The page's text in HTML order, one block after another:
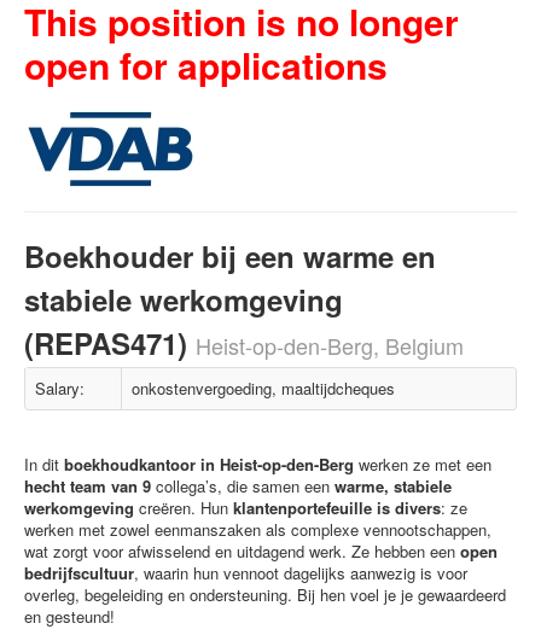
This position is no longer
open for applications
Boekhouder bij een warme en
stabiele werkomgeving
(REPAS471) Heist-op-den-Berg, Belgium
Salary: onkostenvergoeding, maaltijdcheques
In dit boekhoudkantoor in Heist-op-den-Berg werken ze met een
hecht team van 9 collega’s, die samen een warme, stabiele
werkomgeving creëren. Hun klantenportefeuille is divers: ze
werken met zowel eenmanszaken als complexe vennootschappen,
wat zorgt voor afwisselend en uitdagend werk. Ze hebben een open
bedrijfscultuur, waarin hun vennoot dagelijks aanwezig is voor
overleg, begeleiding en ondersteuning. Bij hen voel je je gewaardeerd
en gesteund!